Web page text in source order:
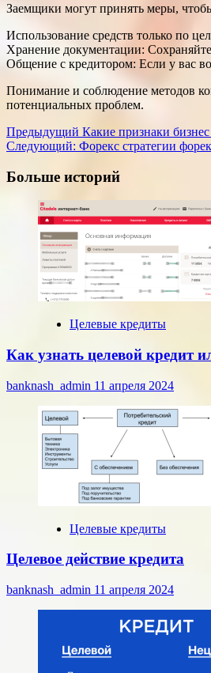
Заемщики могут принять меры,
Использование средств только по
Хранение документации:
Общение с кредитором: Если у вас
Понимание и соблюдение методов
потенциальных проблем.
Навигация
записи
Предыдущий Какие признаки
Следующий: Форекс стратегии
Больше историй
Целевые кредиты
Как узнать целевой кредит
banknash_admin 11 апреля 2024
Целевые кредиты
Целевое действие кредита
banknash_admin 11 апреля 2024